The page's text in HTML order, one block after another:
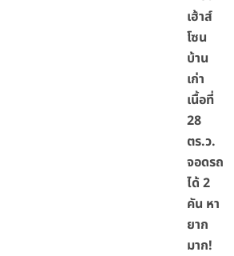
เฮ้าส์
โซน
บ้าน
เก่า
เนื้อที่
28
ตร.ว.
จอดรถ
ได้ 2
คัน หา
ยาก
มาก!